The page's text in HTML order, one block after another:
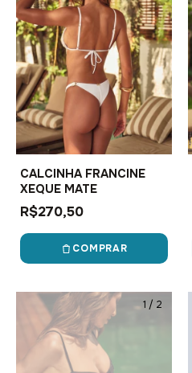
CALCINHA FRANCINE
XEQUE MATE
R$270,50
COMPRAR
1 / 2